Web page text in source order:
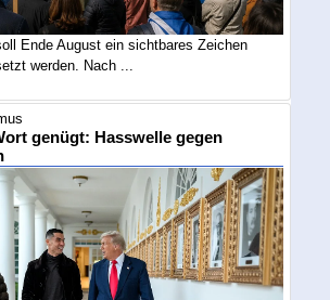
Ende August ein sichtbares Zeichen
werden. Nach ...
genügt: Hasswelle gegen